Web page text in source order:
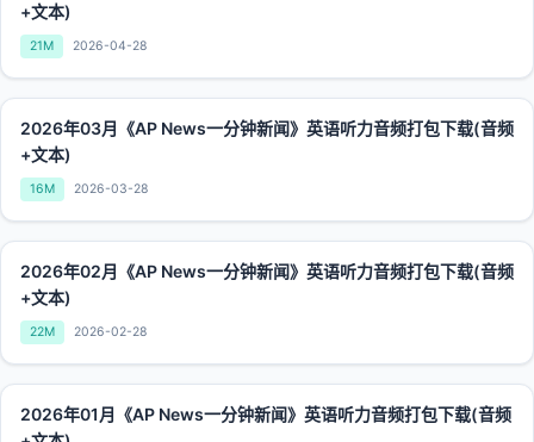
+文本)
21M 2026-04-28
2026年03月《AP News一分钟新闻》英语听力音频打包下载(音频
+文本)
16M 2026-03-28
2026年02月《AP News一分钟新闻》英语听力音频打包下载(音频
+文本)
22M 2026-02-28
2026年01月《AP News一分钟新闻》英语听力音频打包下载(音频